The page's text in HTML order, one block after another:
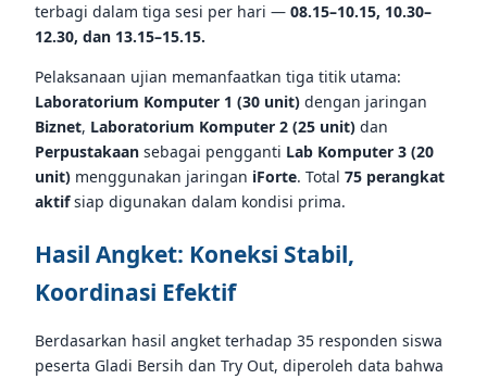
terbagi dalam tiga sesi per hari — 08.15–10.15, 10.30–
12.30, dan 13.15–15.15.
Pelaksanaan ujian memanfaatkan tiga titik utama:
Laboratorium Komputer 1 (30 unit) dengan jaringan
Biznet, Laboratorium Komputer 2 (25 unit) dan
Perpustakaan sebagai pengganti Lab Komputer 3 (20
unit) menggunakan jaringan iForte. Total 75 perangkat
aktifsiap digunakan dalam kondisi prima.
Hasil Angket: Koneksi Stabil,
Koordinasi Efektif
Berdasarkan hasil angket terhadap 35 responden siswa
peserta Gladi Bersih dan Try Out, diperoleh data bahwa